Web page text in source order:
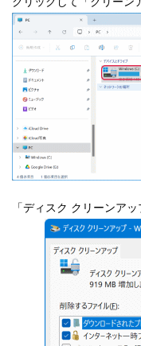
「ディスク クリーンア